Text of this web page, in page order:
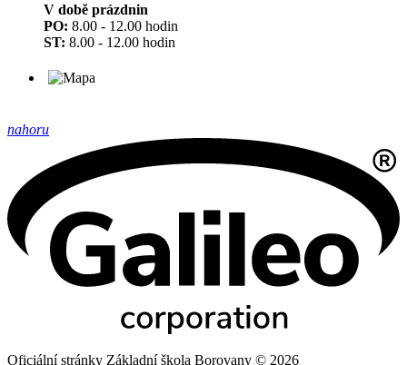
V době prázdnin
PO: 8.00 - 12.00 hodin
ST: 8.00 - 12.00 hodin
nahoru
Oficiální stránky Základní škola Borovany © 2026